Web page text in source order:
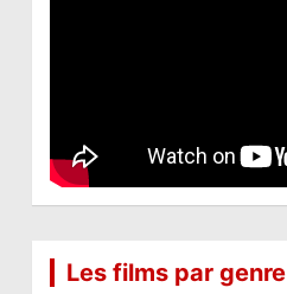
Les films par genre